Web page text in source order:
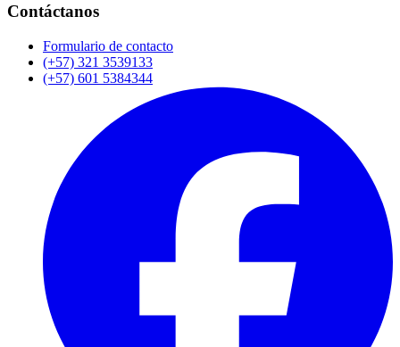
Contáctanos
Formulario de contacto
(+57) 321 3539133
(+57) 601 5384344